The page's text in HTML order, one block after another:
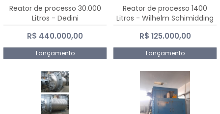
Reator de processo 30.000
Litros - Dedini
R$ 440.000,00
Lançamento
Reator de processo 1400
Litros - Wilhelm Schimidding
R$ 125.000,00
Lançamento